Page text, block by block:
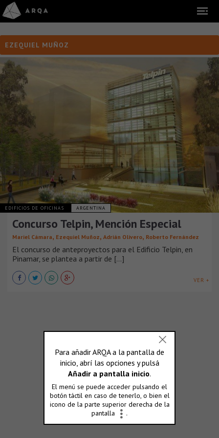
EZEQUIEL MUÑOZ
EDIFICIOS DE OFICINAS ARGENTINA
Concurso Telpin, Mención Especial
Mariel Cámara, Ezequiel Muñoz, Adrián Olivero, Roberto Fernández
El concurso de anteproyectos para el Edificio Telpin, en
Pinamar, se plantea a partir de [...]
VER +